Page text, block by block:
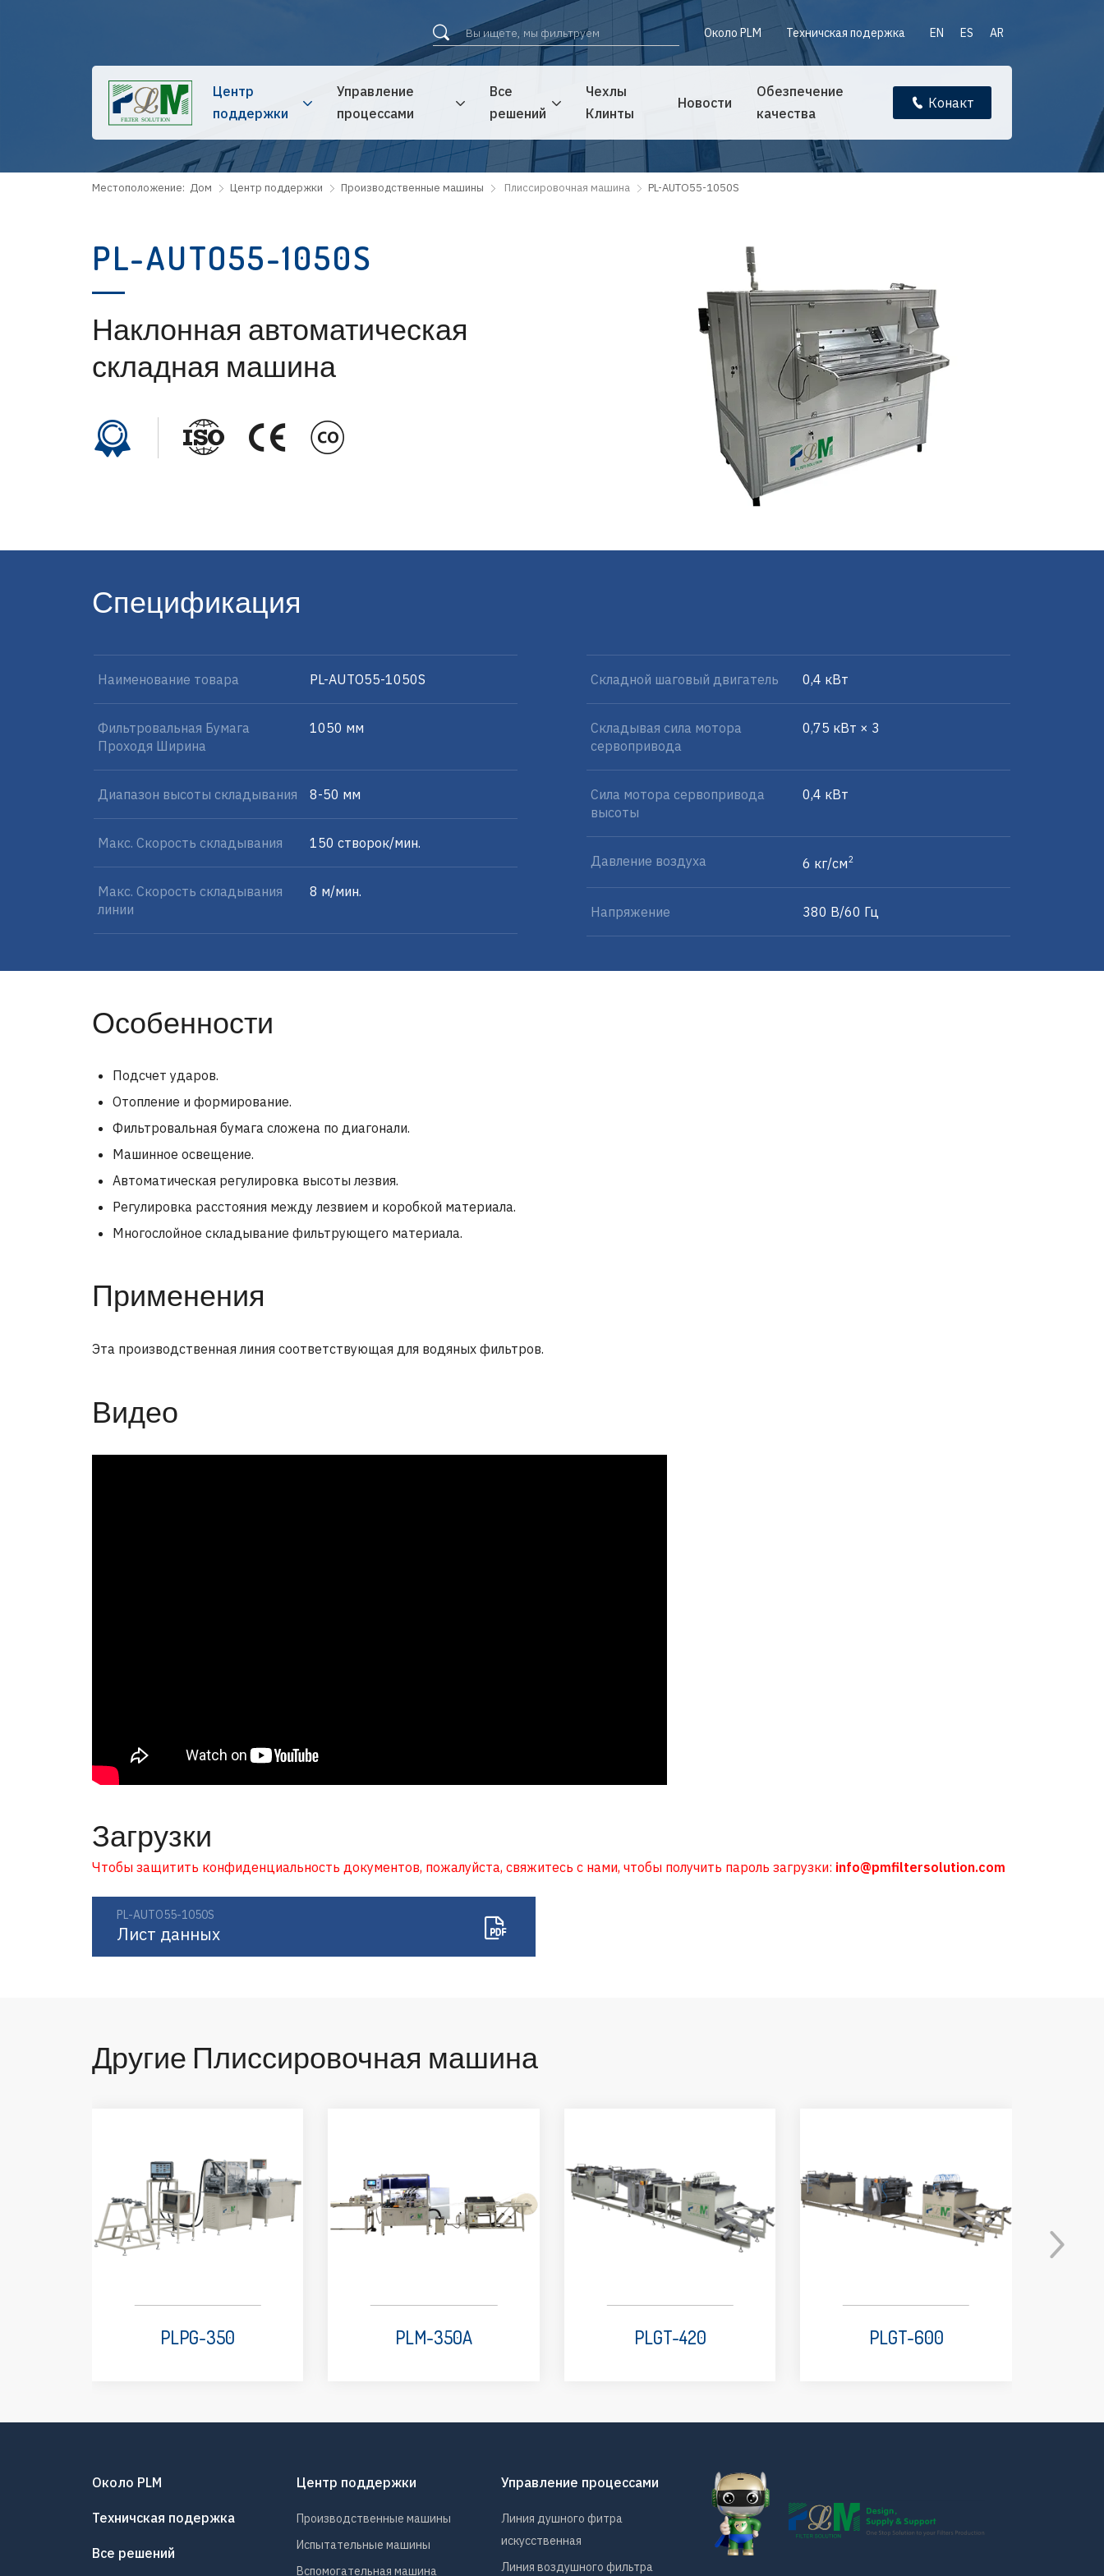
Около PLM Техничская подержка EN ES AR
Центр
поддержки
Управление
процессами
Все
решений
Чехлы
Клинты
Новости
Обезпечение
качества
Конакт
Местоположение: Дом Центр поддержки Производственные машины Плиссировочная машина PL-AUTO55-1050S
PL-AUTO55-1050S
Наклонная автоматическая
складная машина
Спецификация
Наименование товара PL-AUTO55-1050S
Фильтровальная Бумага
Проходя Ширина
1050 мм
Диапазон высоты складывания 8-50 мм
Макс. Скорость складывания 150 створок/мин.
Макс. Скорость складывания
линии
8 м/мин.
Складной шаговый двигатель 0,4 кВт
Складывая сила мотора
сервопривода
0,75 кВт × 3
Сила мотора сервопривода
высоты
0,4 кВт
Давление воздуха 6 кг/см2
Напряжение 380 В/60 Гц
Особенности
Подсчет ударов.
Отопление и формирование.
Фильтровальная бумага сложена по диагонали.
Машинное освещение.
Автоматическая регулировка высоты лезвия.
Регулировка расстояния между лезвием и коробкой материала.
Многослойное складывание фильтрующего материала.
Применения
Эта производственная линия соответствующая для водяных фильтров.
Видео
Загрузки
Чтобы защитить конфиденциальность документов, пожалуйста, свяжитесь с нами, чтобы получить пароль загрузки: info@pmfiltersolution.com
PL-AUTO55-1050S
Лист данных
Другие Плиссировочная машина
PLPG-350 PLM-350A PLGT-420 PLGT-600
Управление процессами
Линия душного фитра
искусственная
Линия воздушного фильтра
Центр поддержки
Производственные машины
Испытательные машины
Вспомогательная машина
Около PLM
Техничская подержка
Все решений